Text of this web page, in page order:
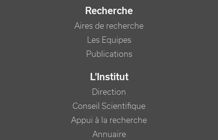
Recherche
Aires de recherche
Les Equipes
Publications
L'Institut
Direction
Conseil Scientifique
Appui à la recherche
Annuaire